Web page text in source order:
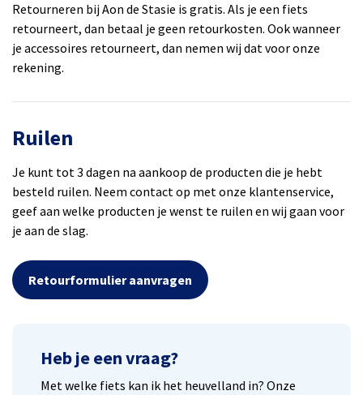
Retourneren bij Aon de Stasie is gratis. Als je een fiets
retourneert, dan betaal je geen retourkosten. Ook wanneer
je accessoires retourneert, dan nemen wij dat voor onze
rekening.
Ruilen
Je kunt tot 3 dagen na aankoop de producten die je hebt
besteld ruilen. Neem contact op met onze klantenservice,
geef aan welke producten je wenst te ruilen en wij gaan voor
je aan de slag.
Retourformulier aanvragen
Heb je een vraag?
Met welke fiets kan ik het heuvelland in? Onze